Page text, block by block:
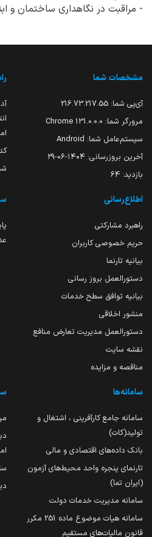
- مراقبت در نگاهداری ساختمان و
مشخصات شما
آی‌پی شما: 216.73.217.55
مرورگر شما: 131.0.0.0 Chrome
سیستم‌عامل شما: Android
آخرین بروزرسانی: ۱۴۰۴-۰۶-۲۹
بازدید: 64
اطلاع‌رسانی
راهبرد مشارکتی
حریم خصوصی کاربران
بیانیه تارنما
دستورالعمل بروز رسانی
بیانیه توافق سطح خدمات
منشور اخلاقی
دستورالعمل مدیریت تعارض منافع
نقشه سایت
مناقصه و مزایده
سامانه‌ها
سامانه جامع کارآفرینی ، اشتغال و
تولید(کات)
بانک داده‌های اقتصادی و مالی
تارنمای پنجره واحد محیط‌های آزمون
(ایران تما)
سامانه مدیریت خدمات دولت
سامانه هیات موضوع ماده 251 مکرر
قانون مالیات‌های مستقیم